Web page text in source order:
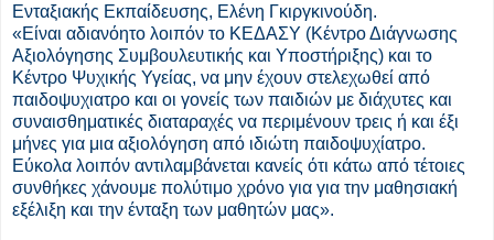
Ενταξιακής Εκπαίδευσης, Ελένη Γκιργκινούδη.
«Είναι αδιανόητο λοιπόν το ΚΕΔΑΣΥ (Κέντρο Διάγνωσης
Αξιολόγησης Συμβουλευτικής και Υποστήριξης) και το
Κέντρο Ψυχικής Υγείας, να μην έχουν στελεχωθεί από
παιδοψυχιατρο και οι γονείς των παιδιών με διάχυτες και
συναισθηματικές διαταραχές να περιμένουν τρεις ή και έξι
μήνες για μια αξιολόγηση από ιδιώτη παιδοψυχίατρο.
Εύκολα λοιπόν αντιλαμβάνεται κανείς ότι κάτω από τέτοιες
συνθήκες χάνουμε πολύτιμο χρόνο για για την μαθησιακή
εξέλιξη και την ένταξη των μαθητών μας».